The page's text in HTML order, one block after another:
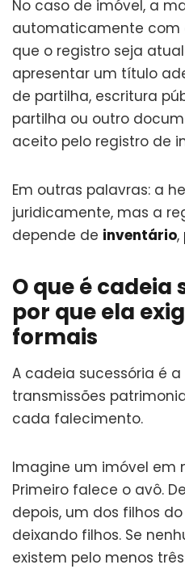
No caso de imóvel, a
automaticamente com
que o registro seja
apresentar um título
de partilha, escritura
partilha ou outro
aceito pelo registro de
Em outras palavras: a
juridicamente, mas a
depende de inventário,
O que é cadeia
por que ela
formais
A cadeia sucessória é
transmissões
cada falecimento.
Imagine um imóvel em
Primeiro falece o avô.
depois, um dos filhos
deixando filhos. Se
existem pelo menos